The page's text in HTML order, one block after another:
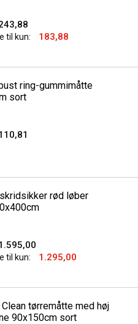
til kun: 183,88
ring-gummimåtte
sort
rød løber
til kun: 1.295,00
Clean tørremåtte med høj
90x150cm sort